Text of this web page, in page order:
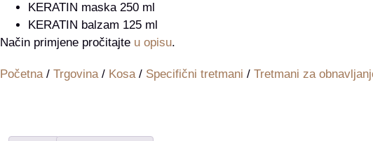
KERATIN maska 250 ml
KERATIN balzam 125 ml
Način primjene pročitajte u opisu.
Početna/ Trgovina/ Kosa/ Specifični tretmani / Tretmani za